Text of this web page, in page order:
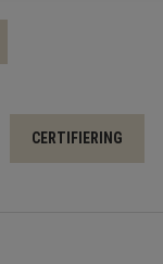
CERTIFIERING